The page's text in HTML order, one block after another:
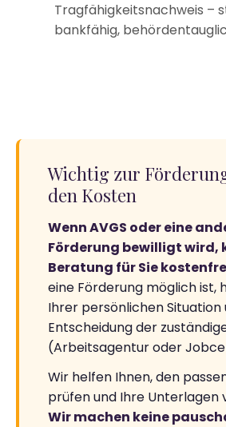
Tragfähigkeitsnachweis –
bankfähig,
Wichtig zur
den Kosten
Wenn AVGS oder eine
Förderung bewilligt wird,
Beratung für Sie
eine Förderung möglich ist,
Ihrer persönlichen Situation
Entscheidung der
(Arbeitsagentur oder
Wir helfen Ihnen, den
prüfen und Ihre Unterlagen
Wir machen keine